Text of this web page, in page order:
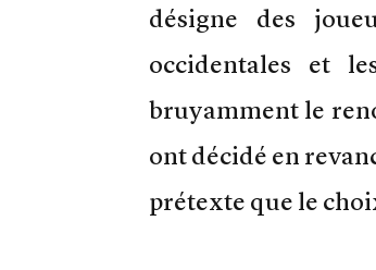
désigne des
occidentales et
bruyamment le
ont décidé en
prétexte que le